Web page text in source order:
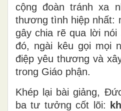
cộng đoàn tránh xa
thương tình hiệp nhất:
gây chia rẽ qua lời
đó, ngài kêu gọi mọi
điệp yêu thương và
trong Giáo phận.
Khép lại bài giảng,
ba tư tưởng cốt lõi: